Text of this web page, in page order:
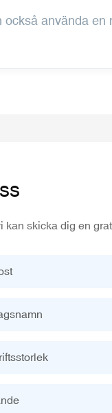
använda
skicka dig en